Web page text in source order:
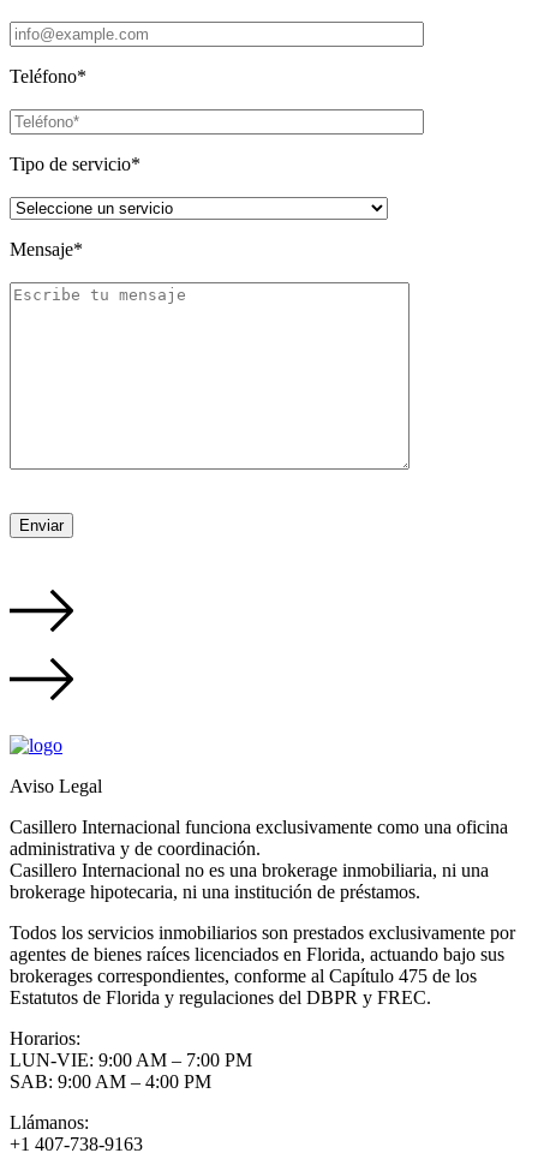
Teléfono*
Tipo de servicio*
Mensaje*
Aviso Legal
Casillero Internacional funciona exclusivamente como una oficina
administrativa y de coordinación.
Casillero Internacional no es una brokerage inmobiliaria, ni una
brokerage hipotecaria, ni una institución de préstamos.
Todos los servicios inmobiliarios son prestados exclusivamente por
agentes de bienes raíces licenciados en Florida, actuando bajo sus
brokerages correspondientes, conforme al Capítulo 475 de los
Estatutos de Florida y regulaciones del DBPR y FREC.
Horarios:
LUN-VIE: 9:00 AM – 7:00 PM
SAB: 9:00 AM – 4:00 PM
Llámanos:
+1 407-738-9163